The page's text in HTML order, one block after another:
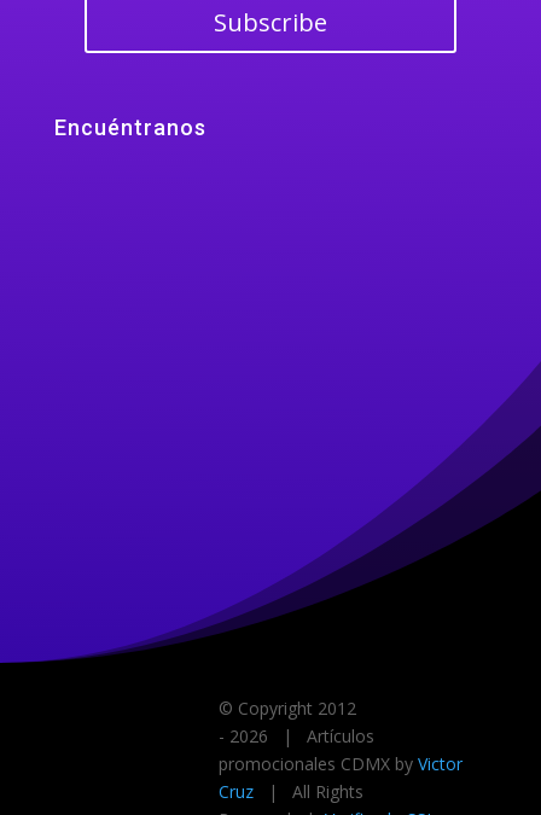
Subscribe
Encuéntranos
© Copyright 2012
- 2026 | Artículos
promocionales CDMX by Victor
Cruz| All Rights